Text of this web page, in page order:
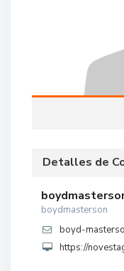
Detalles de
boydmasterson
boyd-
https://